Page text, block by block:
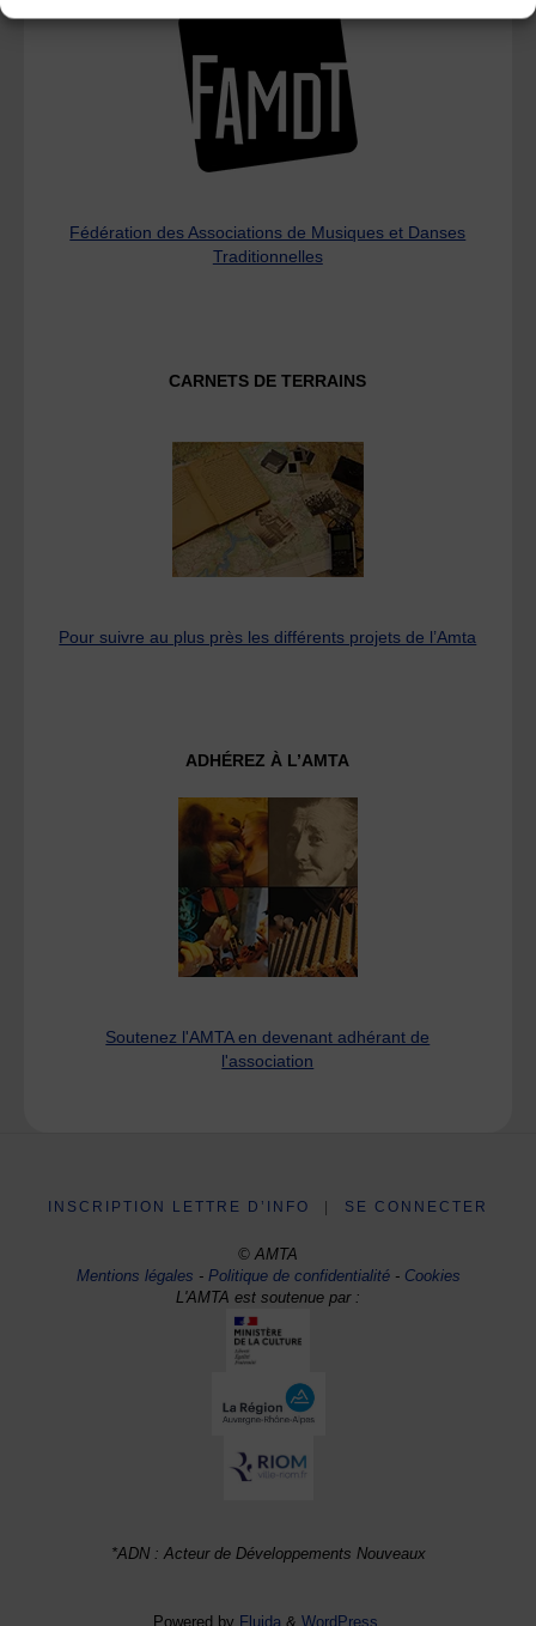
Fédération des Associations de Musiques et Danses
Traditionnelles
CARNETS DE TERRAINS
Pour suivre au plus près les différents projets de l’Amta
ADHÉREZ À L’AMTA
Soutenez l'AMTA en devenant adhérant de
l'association
INSCRIPTION LETTRE D’INFO SE CONNECTER
© AMTA
Mentions légales -Politique de confidentialité- Cookies
L'AMTA est soutenue par :
*ADN : Acteur de Développements Nouveaux
Powered by Fluida & WordPress.